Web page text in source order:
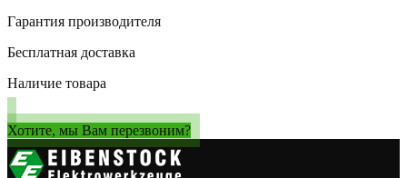
Гарантия производителя
Бесплатная доставка
Наличие товара
Хотите, мы Вам перезвоним?